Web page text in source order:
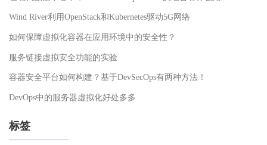
Wind River利用OpenStack和Kubernetes驱动5G网络
如何保障虚拟化容器在应用环境中的安全性？
服务链接虚拟安全功能的实验
容器安全平台如何构建？基于DevSecOps有两种方法！
DevOps中的服务器虚拟化好处多多
标签